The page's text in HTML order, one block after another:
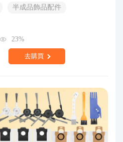
半成品飾品配件
23%
去購買